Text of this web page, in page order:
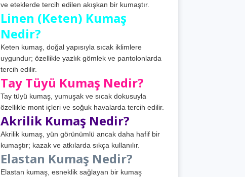
ve eteklerde tercih edilen akışkan bir kumaştır.
Linen (Keten) Kumaş
Nedir?
Keten kumaş, doğal yapısıyla sıcak iklimlere
uygundur; özellikle yazlık gömlek ve pantolonlarda
tercih edilir.
Tay Tüyü Kumaş Nedir?
Tay tüyü kumaş, yumuşak ve sıcak dokusuyla
özellikle mont içleri ve soğuk havalarda tercih edilir.
Akrilik Kumaş Nedir?
Akrilik kumaş, yün görünümlü ancak daha hafif bir
kumaştır; kazak ve atkılarda sıkça kullanılır.
Elastan Kumaş Nedir?
Elastan kumaş, esneklik sağlayan bir kumaş